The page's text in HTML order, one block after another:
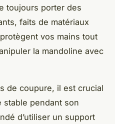
toujours porter des
faits de matériaux
vos mains tout
la mandoline avec
de coupure, il est crucial
stable pendant son
d’utiliser un support